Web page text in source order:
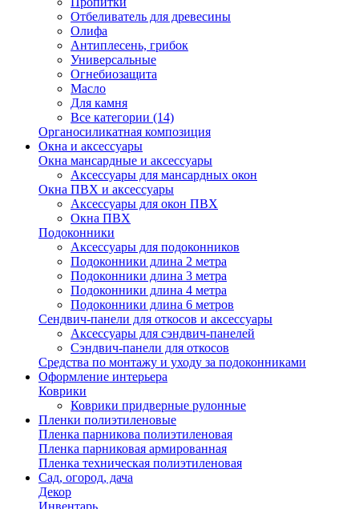
Отбеливатель для древесины
Олифа
Антиплесень, грибок
Универсальные
Огнебиозащита
Масло
Для камня
Все категории (14)
Органосиликатная композиция
Окна и аксессуары
Окна мансардные и аксессуары
Аксессуары для мансардных окон
Окна ПВХ и аксессуары
Аксессуары для окон ПВХ
Окна ПВХ
Подоконники
Аксессуары для подоконников
Подоконники длина 2 метра
Подоконники длина 3 метра
Подоконники длина 4 метра
Подоконники длина 6 метров
Сендвич-панели для откосов и аксессуары
Аксессуары для сэндвич-панелей
Сэндвич-панели для откосов
Средства по монтажу и уходу за подоконниками
Оформление интерьера
Коврики
Коврики придверные рулонные
Пленки полиэтиленовые
Пленка парникова полиэтиленовая
Пленка парниковая армированная
Пленка техническая полиэтиленовая
Сад, огород, дача
Декор
Инвентарь